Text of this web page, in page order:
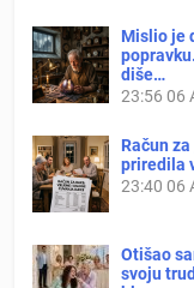
Mislio je
diše…
23:56 06
Račun
priredila
23:40 06
Otišao
svoju